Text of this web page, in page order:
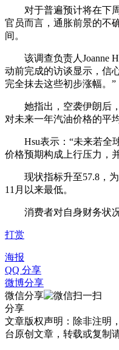
对于普遍预计将在下周
官员而言，通胀前景的不
间。
该调查负责人Joanne
动前完成的访谈显示，信
完全抹去这些初步涨幅。”
她指出，空袭伊朗后，
对未来一年汽油价格的平
Hsu表示：“未来若全
价格预期构成上行压力，
现状指标升至57.8，为
11月以来最低。
消费者对自身财务状况
打赏
海报
QQ 分享
微博分享
微信分享
分享
文章版权声明：除非注明
台 原创文章，转载或复制